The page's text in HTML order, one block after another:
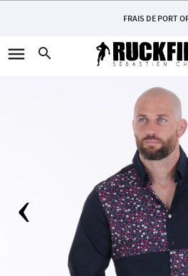
FRAIS DE PORT
menu search